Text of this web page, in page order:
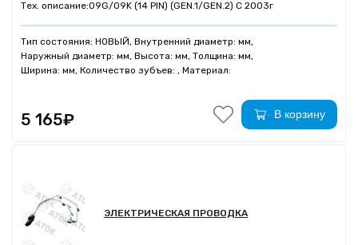
Тех. описание:09G/09K (14 PIN) (GEN.1/GEN.2) С 2003г
Тип состояния: НОВЫЙ, Внутренний диаметр: мм,
Наружный диаметр: мм, Высота: мм, Толщина: мм,
Ширина: мм, Количество зубъев: , Материал:
5 165₽ В корзину
ЭЛЕКТРИЧЕСКАЯ ПРОВОДКА